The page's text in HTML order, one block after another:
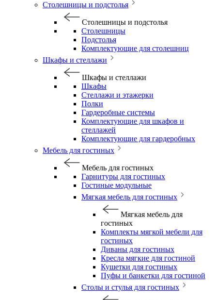
Столешницы и подстолья
Столешницы и подстолья
Столешницы
Подстолья
Комплектующие для столешниц
Шкафы и стеллажи
Шкафы и стеллажи
Шкафы
Стеллажи и этажерки
Полки
Гардеробные системы
Комплектующие для шкафов и
стеллажей
Комплектующие для гардеробных
Мебель для гостиных
Мебель для гостиных
Гарнитуры для гостиных
Гостиные модульные
Мягкая мебель для гостиных
Мягкая мебель для
гостиных
Комплекты мягкой мебели для
гостиных
Диваны для гостиных
Кресла мягкие для гостиной
Кушетки для гостиных
Пуфы и банкетки для гостиной
Столы и стулья для гостиных